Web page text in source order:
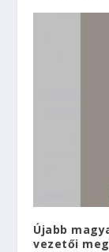
Újabb
vezetői